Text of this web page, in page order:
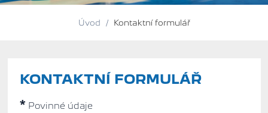
Úvod / Kontaktní formulář
KONTAKTNÍ FORMULÁŘ
* Povinné údaje